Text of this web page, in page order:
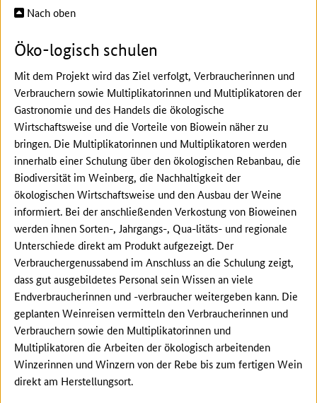
Nach oben
Öko-logisch schulen
Mit dem Projekt wird das Ziel verfolgt, Verbraucherinnen und
Verbrauchern sowie Multiplikatorinnen und Multiplikatoren der
Gastronomie und des Handels die ökologische
Wirtschaftsweise und die Vorteile von Biowein näher zu
bringen. Die Multiplikatorinnen und Multiplikatoren werden
innerhalb einer Schulung über den ökologischen Rebanbau, die
Biodiversität im Weinberg, die Nachhaltigkeit der
ökologischen Wirtschaftsweise und den Ausbau der Weine
informiert. Bei der anschließenden Verkostung von Bioweinen
werden ihnen Sorten-, Jahrgangs-, Qua-litäts- und regionale
Unterschiede direkt am Produkt aufgezeigt. Der
Verbrauchergenussabend im Anschluss an die Schulung zeigt,
dass gut ausgebildetes Personal sein Wissen an viele
Endverbraucherinnen und -verbraucher weitergeben kann. Die
geplanten Weinreisen vermitteln den Verbraucherinnen und
Verbrauchern sowie den Multiplikatorinnen und
Multiplikatoren die Arbeiten der ökologisch arbeitenden
Winzerinnen und Winzern von der Rebe bis zum fertigen Wein
direkt am Herstellungsort.